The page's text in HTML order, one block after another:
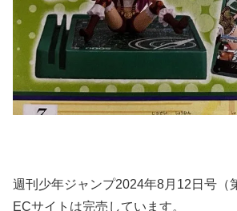
週刊少年ジャンプ2024年8月12日号（
ECサイトは完売しています。